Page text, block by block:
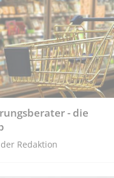
- die
Redaktion